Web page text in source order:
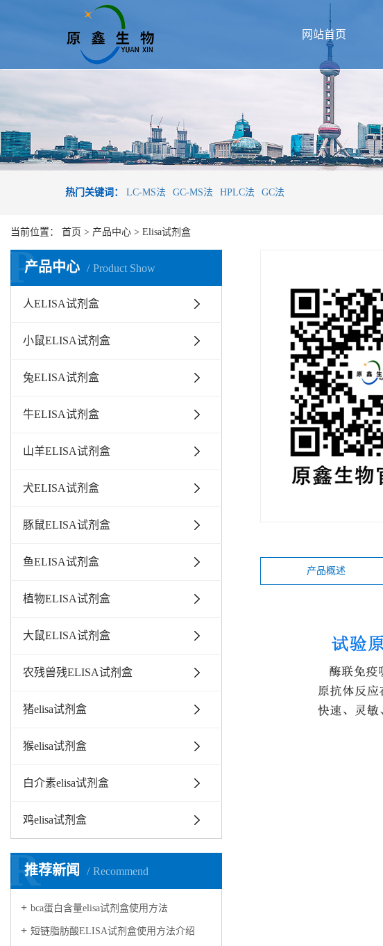
网站首页
热门关键词： LC-MS法 GC-MS法 HPLC法 GC法
当前位置： 首页 > 产品中心 > Elisa试剂盒
产品中心 Product Show
P
人ELISA试剂盒
小鼠ELISA试剂盒
兔ELISA试剂盒
牛ELISA试剂盒
山羊ELISA试剂盒
犬ELISA试剂盒
豚鼠ELISA试剂盒
鱼ELISA试剂盒
植物ELISA试剂盒
大鼠ELISA试剂盒
农残兽残ELISA试剂盒
猪elisa试剂盒
猴elisa试剂盒
白介素elisa试剂盒
鸡elisa试剂盒
推荐新闻 Recommend
R
bca蛋白含量elisa试剂盒使用方法
短链脂肪酸ELISA试剂盒使用方法介绍
产品概述